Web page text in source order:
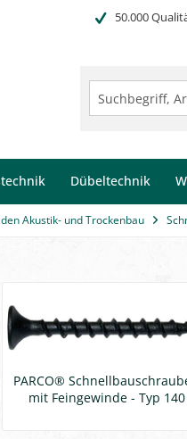
50.000
Dübeltechnik
Akustik- und Trockenbau
PARCO®
mit Feingewinde - Typ 140